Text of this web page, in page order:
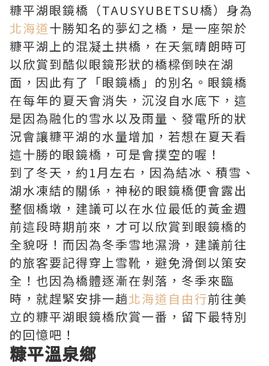
糠平湖眼鏡橋（TAUSYUBETSU橋）身為
北海道十勝知名的夢幻之橋，是一座架於
糠平湖上的混凝土拱橋，在天氣晴朗時可
以欣賞到酷似眼鏡形狀的橋樑倒映在湖
面，因此有了「眼鏡橋」的別名。眼鏡橋
在每年的夏天會消失，沉沒自水底下，這
是因為融化的雪水以及雨量、發電所的狀
況會讓糠平湖的水量增加，若想在夏天看
這十勝的眼鏡橋，可是會撲空的喔！
到了冬天，約1月左右，因為結冰、積雪、
湖水凍結的關係，神秘的眼鏡橋便會露出
整個橋墩，建議可以在水位最低的黃金週
前這段時期前來，才可以欣賞到眼鏡橋的
全貌呀！而因為冬季雪地濕滑，建議前往
的旅客要記得穿上雪靴，避免滑倒以策安
全！也因為橋體逐漸在剝落，冬季來臨
時，就趕緊安排一趟北海道自由行前往美
立的糠平湖眼鏡橋欣賞一番，留下最特別
的回憶吧！
糠平溫泉鄉